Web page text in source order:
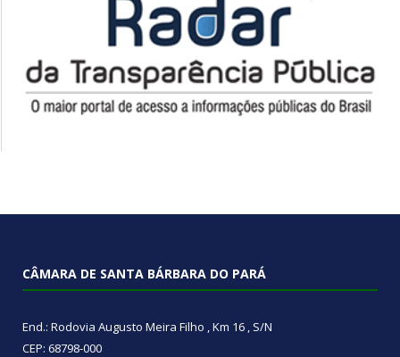
CÂMARA DE SANTA BÁRBARA DO PARÁ
End.: Rodovia Augusto Meira Filho , Km 16 , S/N
CEP: 68798-000